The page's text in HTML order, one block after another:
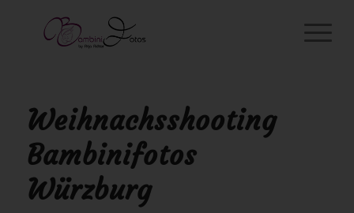
Weihnachsshooting
Bambinifotos
Würzburg